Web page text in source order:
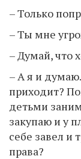
– Только
– Ты мне
– Думай, что
– А я и
приходит?
детьми
закупаю и у
себе завел и
права?